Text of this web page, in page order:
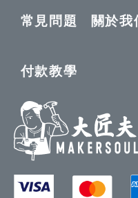
常見問題 關於我
付款教學